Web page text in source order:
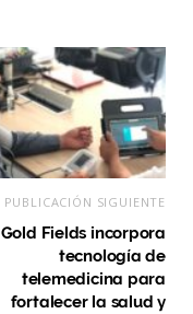
PUBLICACIÓN SIGUIENTE
Gold Fields incorpora
tecnología de
telemedicina para
fortalecer la salud y